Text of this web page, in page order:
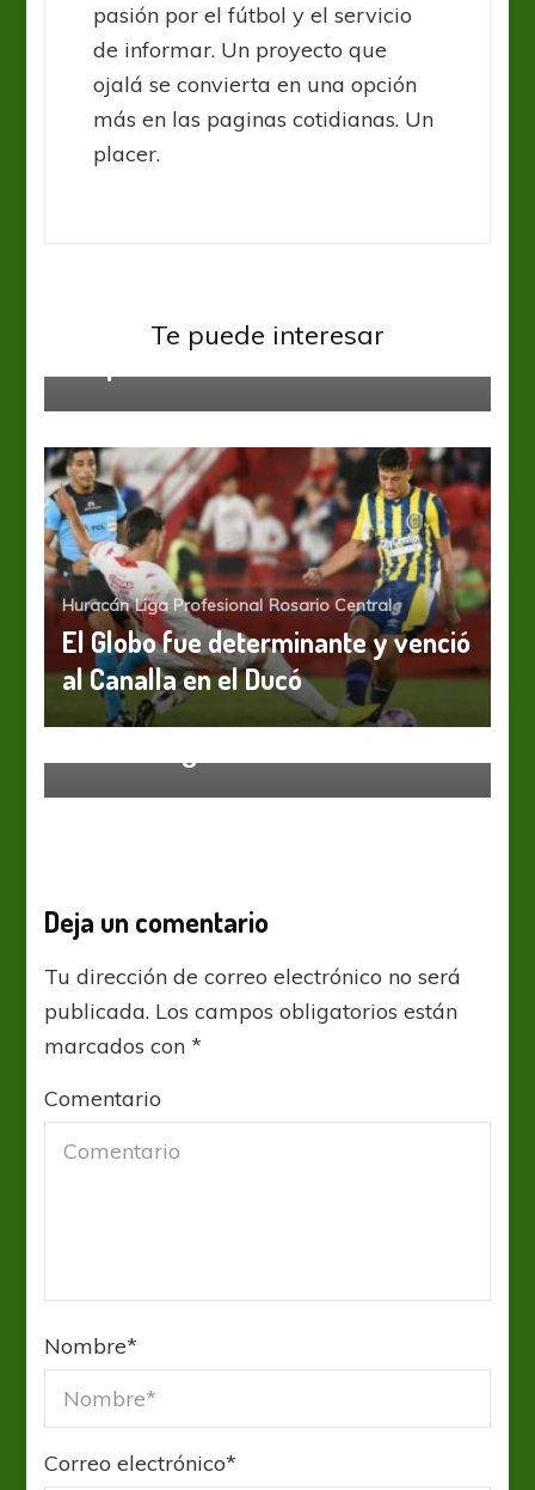
pasión por el fútbol y el servicio
de informar. Un proyecto que
ojalá se convierta en una opción
más en las paginas cotidianas. Un
placer.
Te puede interesar
Liga Profesional
Huracán Liga Profesional Rosario Central
El Globo fue determinante y venció
al Canalla en el Ducó
Huracán
Deja un comentario
Tu dirección de correo electrónico no será
publicada. Los campos obligatorios están
marcados con*
Comentario
Nombre*
Correo electrónico*